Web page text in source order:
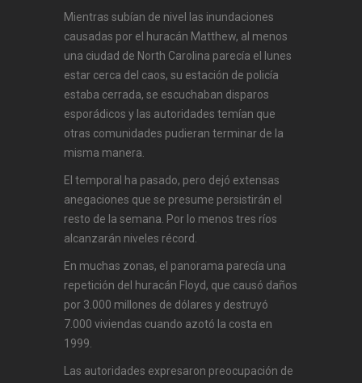
Mientras subían de nivel las inundaciones
causadas por el huracán Matthew, al menos
una ciudad de North Carolina parecía el lunes
estar cerca del caos, su estación de policía
estaba cerrada, se escuchaban disparos
esporádicos y las autoridades temían que
otras comunidades pudieran terminar de la
misma manera.
El temporal ha pasado, pero dejó extensas
anegaciones que se presume persistirán el
resto de la semana. Por lo menos tres ríos
alcanzarán niveles récord.
En muchas zonas, el panorama parecía una
repetición del huracán Floyd, que causó daños
por 3.000 millones de dólares y destruyó
7.000 viviendas cuando azotó la costa en
1999.
Las autoridades expresaron preocupación de